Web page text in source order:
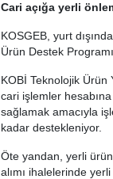
Cari açığa yerli
KOSGEB, yurt
Ürün Destek
KOBİ Teknolojik Ürün
cari işlemler
sağlamak amacıyla
kadar destekleniyor.
Öte yandan, yerli
alımı ihalelerinde